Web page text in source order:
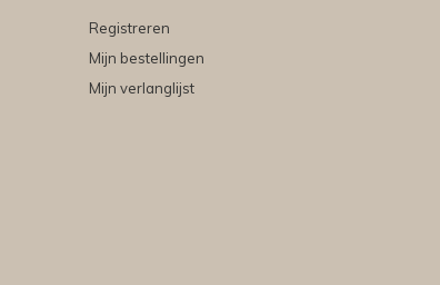
Registreren
Mijn bestellingen
Mijn verlanglijst